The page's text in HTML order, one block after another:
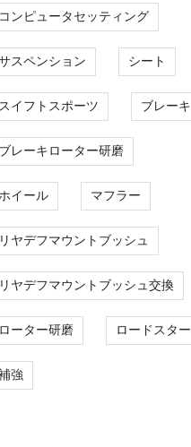
コンピュータセッティング
スペンション シート
スイフトスポーツ ブレーキ
ブレーキローター研磨
イール マフラー
リヤデフマウントブッシュ
リヤデフマウントブッシュ交換
ローター研磨 ロードスター
強